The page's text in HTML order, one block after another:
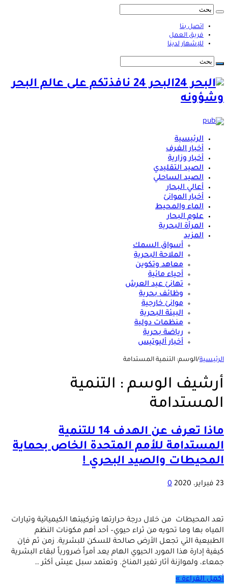
اتصل بنا
فريق العمل
للإشهار لدينا
البحر 24 نافذتكم على عالم البحر
وشؤونه
الرئيسية
أخبار الغرف
أخبار وزارية
الصيد التقليدي
الصيد الساحلي
أعالي البحار
أخبار الموانئ
الماء والمحيط
علوم البحار
المرأة البحرية
المزيد
أسواق السمك
الملاحة البحرية
معاهد وتكوين
أحياء مائية
تهانئ عيد العرش
وظائف بحرية
موانئ خارجية
البيئة البحرية
منظمات دولية
رياضة بحرية
أخبار أليوتيس
الرئيسية/الوسم: التنمية المستدامة
أرشيف الوسم : التنمية
المستدامة
ماذا تعرف عن الهدف 14 للتنمية
المستدامة للأمم المتحدة الخاص بحماية
المحيطات والصيد البحري !
23 فبراير، 2020 0
تعد المحيطات من خلال درجة حرارتها وتركيبتها الكيميائية وتيارات
المياه بها وما تحويه من ثراء حيوي– أحد أهم مكونات النظم
الطبيعية التي تجعل الأرض صالحة للسكن للبشرية. زمن ثم فإن
كيفية إدارة هذا المورد الحيوي الهام يعد أمراً ضرورياً لبقاء البشرية
جمعاء، ولموازنة آثار تغير المناخ. وتعتمد سبل عيش أكثر …
أكمل القراءة »